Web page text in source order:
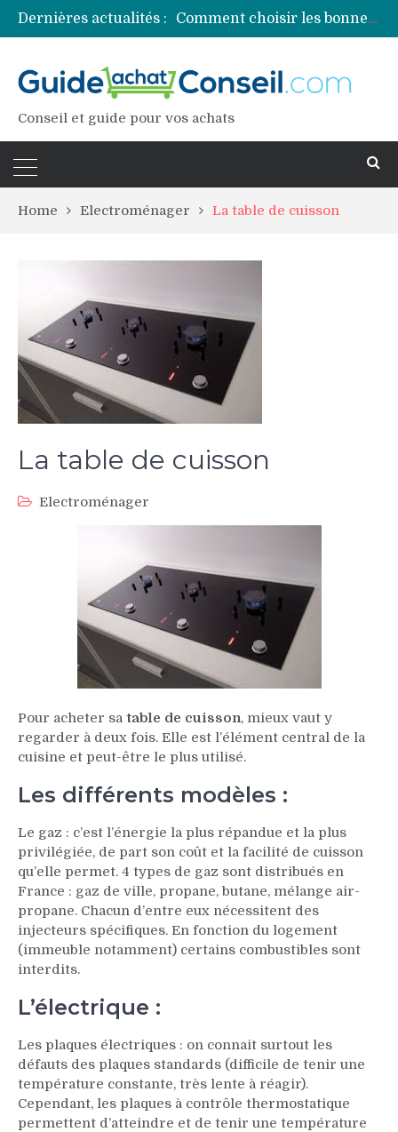
Dernières actualités :
Comment choisir les bonnes couleurs pour un projet tie and dye ?
Comment préparer sa piscine pour une période prolongée d’inutilisation ?
Conseil et guide pour vos achats
Home Electroménager La table de cuisson
La table de cuisson
Electroménager
Pour acheter sa table de cuisson, mieux vaut y
regarder à deux fois. Elle est l’élément central de la
cuisine et peut-être le plus utilisé.
Les différents modèles :
Le gaz : c’est l’énergie la plus répandue et la plus
privilégiée, de part son coût et la facilité de cuisson
qu’elle permet. 4 types de gaz sont distribués en
France : gaz de ville, propane, butane, mélange air-
propane. Chacun d’entre eux nécessitent des
injecteurs spécifiques. En fonction du logement
(immeuble notamment) certains combustibles sont
interdits.
L’électrique :
Les plaques électriques : on connait surtout les
défauts des plaques standards (difficile de tenir une
température constante, très lente à réagir).
Cependant, les plaques à contrôle thermostatique
permettent d’atteindre et de tenir une température